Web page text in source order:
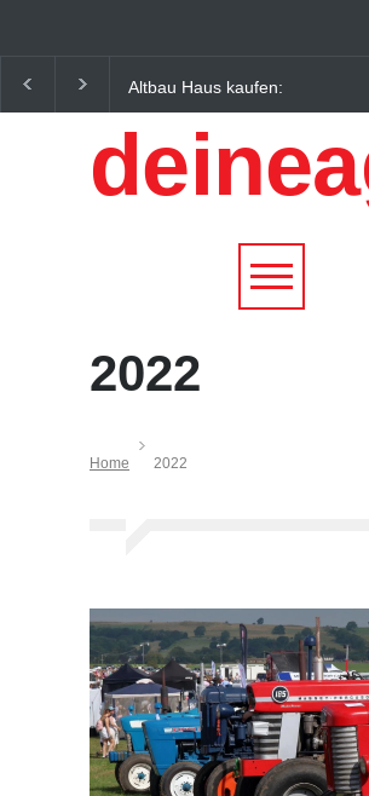
Altbau Haus kaufen:
Unterschiede zwischen
Süddeutschland und
Österreich einfach erklärt
2022
Home 2022